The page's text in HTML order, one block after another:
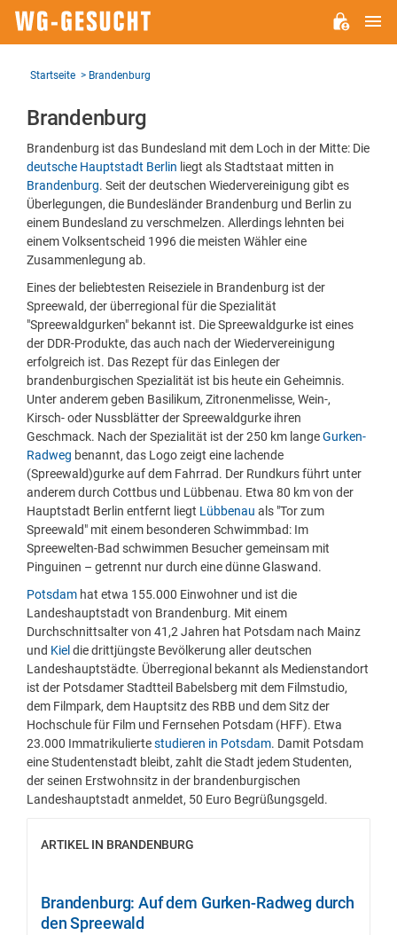
Startseite Brandenburg
Brandenburg
Brandenburg ist das Bundesland mit dem Loch in der Mitte: Die
deutsche Hauptstadt Berlin liegt als Stadtstaat mitten in
Brandenburg. Seit der deutschen Wiedervereinigung gibt es
Überlegungen, die Bundesländer Brandenburg und Berlin zu
einem Bundesland zu verschmelzen. Allerdings lehnten bei
einem Volksentscheid 1996 die meisten Wähler eine
Zusammenlegung ab.
Eines der beliebtesten Reiseziele in Brandenburg ist der
Spreewald, der überregional für die Spezialität
"Spreewaldgurken" bekannt ist. Die Spreewaldgurke ist eines
der DDR-Produkte, das auch nach der Wiedervereinigung
erfolgreich ist. Das Rezept für das Einlegen der
brandenburgischen Spezialität ist bis heute ein Geheimnis.
Unter anderem geben Basilikum, Zitronenmelisse, Wein-,
Kirsch- oder Nussblätter der Spreewaldgurke ihren
Geschmack. Nach der Spezialität ist der 250 km langeGurken-
Radweg benannt, das Logo zeigt eine lachende
(Spreewald)gurke auf dem Fahrrad. Der Rundkurs führt unter
anderem durch Cottbus und Lübbenau. Etwa 80 km von der
Hauptstadt Berlin entfernt liegt Lübbenau als "Tor zum
Spreewald" mit einem besonderen Schwimmbad: Im
Spreewelten-Bad schwimmen Besucher gemeinsam mit
Pinguinen – getrennt nur durch eine dünne Glaswand.
Potsdam hat etwa 155.000 Einwohner und ist die
Landeshauptstadt von Brandenburg. Mit einem
Durchschnittsalter von 41,2 Jahren hat Potsdam nach Mainz
und Kiel die drittjüngste Bevölkerung aller deutschen
Landeshauptstädte. Überregional bekannt als Medienstandort
ist der Potsdamer Stadtteil Babelsberg mit dem Filmstudio,
dem Filmpark, dem Hauptsitz des RBB und dem Sitz der
Hochschule für Film und Fernsehen Potsdam (HFF). Etwa
23.000 Immatrikuliertestudieren in Potsdam. Damit Potsdam
eine Studentenstadt bleibt, zahlt die Stadt jedem Studenten,
der seinen Erstwohnsitz in der brandenburgischen
Landeshauptstadt anmeldet, 50 Euro Begrüßungsgeld.
ARTIKEL IN BRANDENBURG
Brandenburg: Auf dem Gurken-Radweg durch
den Spreewald